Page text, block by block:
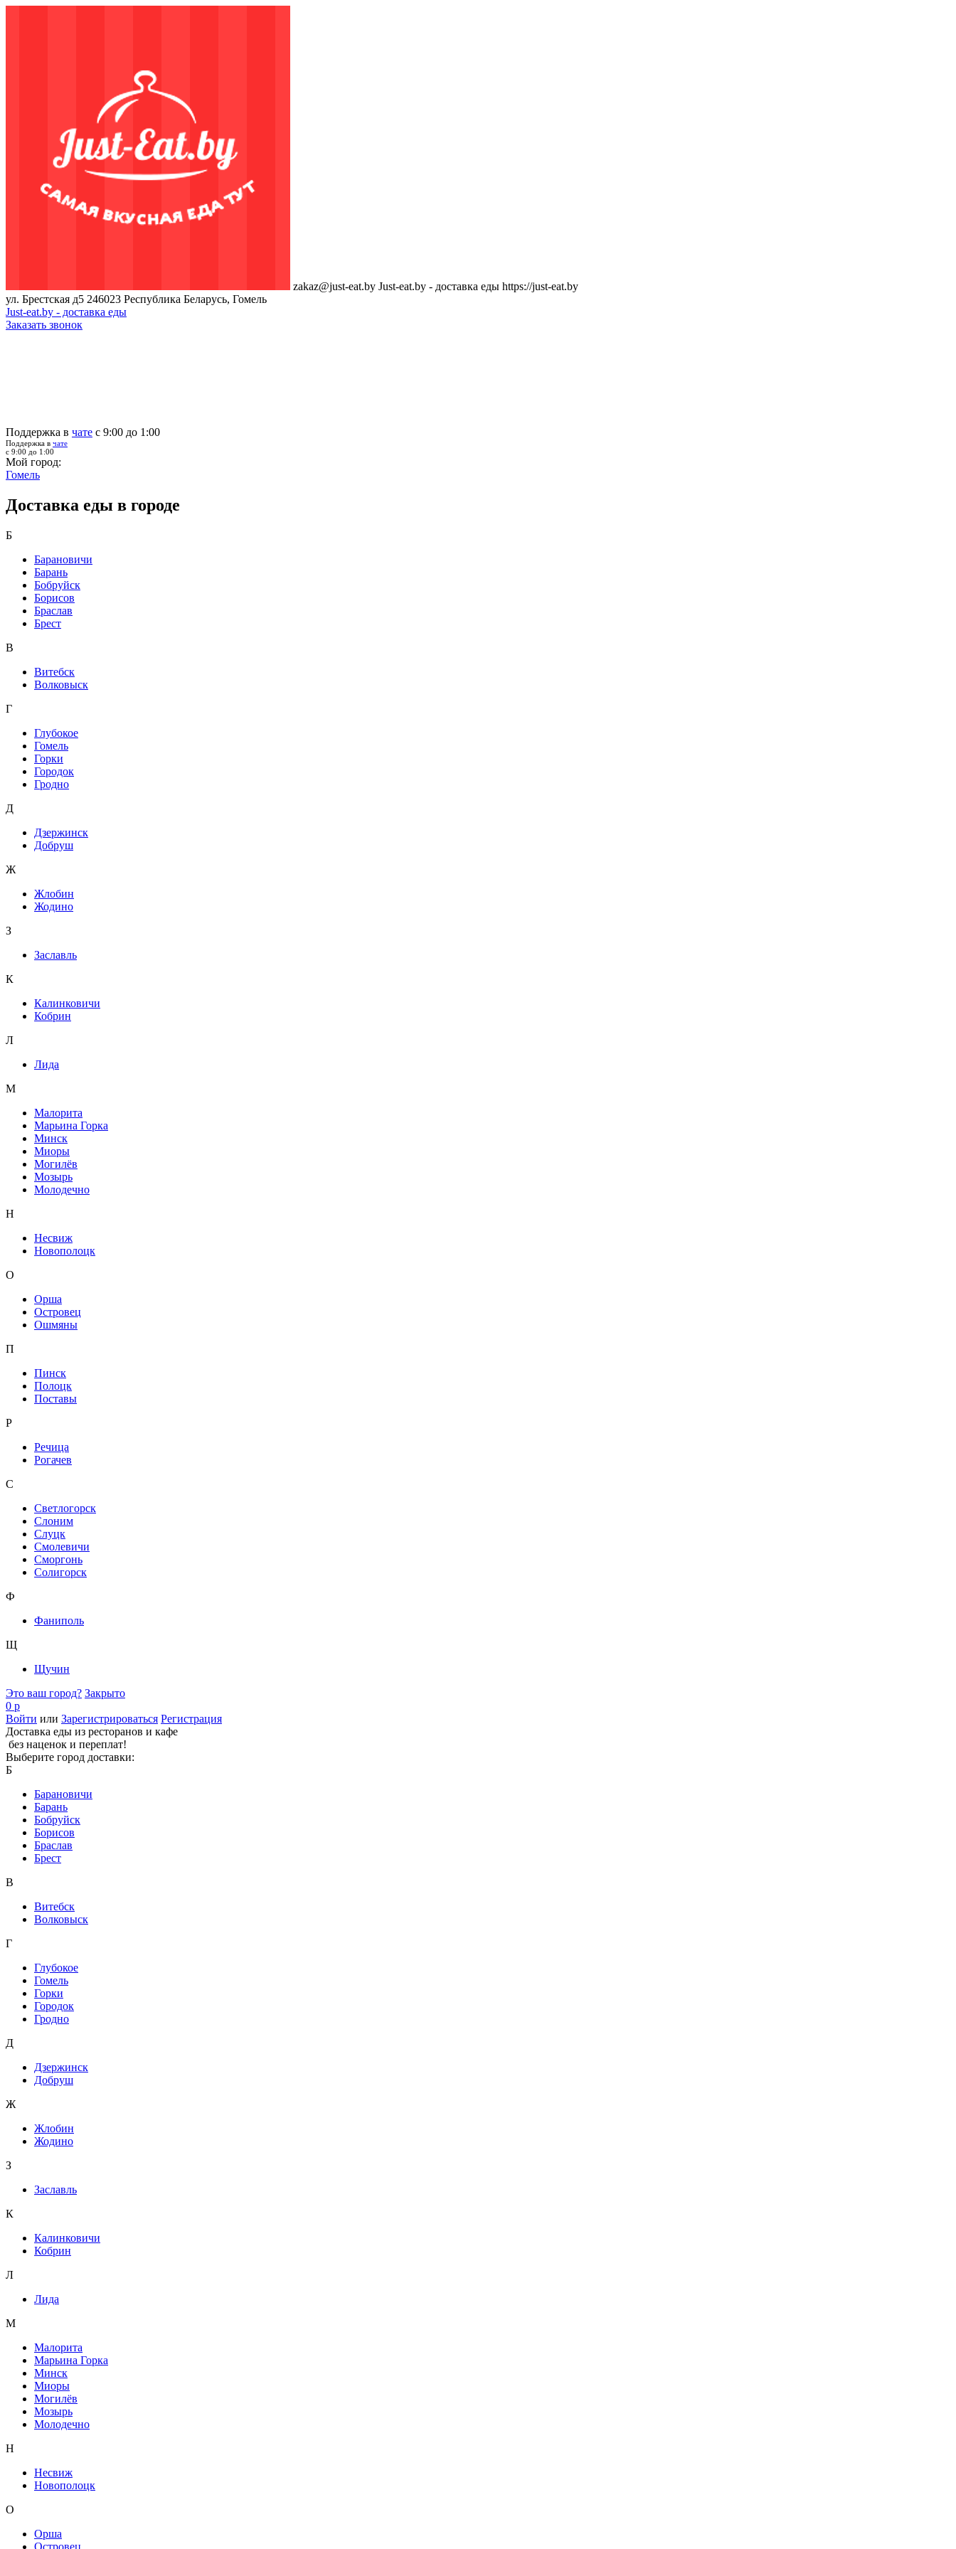
zakaz@just-eat.by Just-eat.by - доставка еды https://just-eat.by
ул. Брестская д5 246023 Республика Беларусь, Гомель
Just-eat.by - доставка еды
Заказать звонок
Поддержка в чате с 9:00 до 1:00
Поддержка в чате
с 9:00 до 1:00
Мой город:
Гомель
Доставка еды в городе
Б
Барановичи
Барань
Бобруйск
Борисов
Браслав
Брест
В
Витебск
Волковыск
Г
Глубокое
Гомель
Горки
Городок
Гродно
Д
Дзержинск
Добруш
Ж
Жлобин
Жодино
З
Заславль
К
Калинковичи
Кобрин
Л
Лида
М
Малорита
Марьина Горка
Минск
Миоры
Могилёв
Мозырь
Молодечно
Н
Несвиж
Новополоцк
О
Орша
Островец
Ошмяны
П
Пинск
Полоцк
Поставы
Р
Речица
Рогачев
С
Светлогорск
Слоним
Слуцк
Смолевичи
Сморгонь
Солигорск
Ф
Фаниполь
Щ
Щучин
Это ваш город? Закрыто
0 р
Войти или Зарегистрироваться Регистрация
Доставка еды из ресторанов и кафе
без наценок и переплат!
Выберите город доставки:
Б
Барановичи
Барань
Бобруйск
Борисов
Браслав
Брест
В
Витебск
Волковыск
Г
Глубокое
Гомель
Горки
Городок
Гродно
Д
Дзержинск
Добруш
Ж
Жлобин
Жодино
З
Заславль
К
Калинковичи
Кобрин
Л
Лида
М
Малорита
Марьина Горка
Минск
Миоры
Могилёв
Мозырь
Молодечно
Н
Несвиж
Новополоцк
О
Орша
Островец